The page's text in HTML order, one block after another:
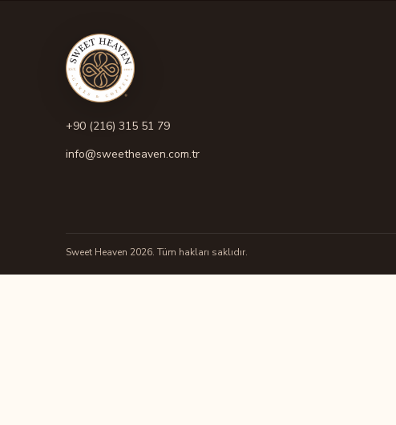
+90 (216) 315 51 79
info@sweetheaven.com.tr
Sweet Heaven 2026. Tüm hakları saklıdır.